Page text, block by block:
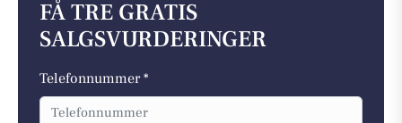
FÅ TRE GRATIS
SALGSVURDERINGER
Telefonnummer *